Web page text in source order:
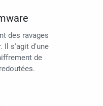
des ravages
Il s'agit d'une
de